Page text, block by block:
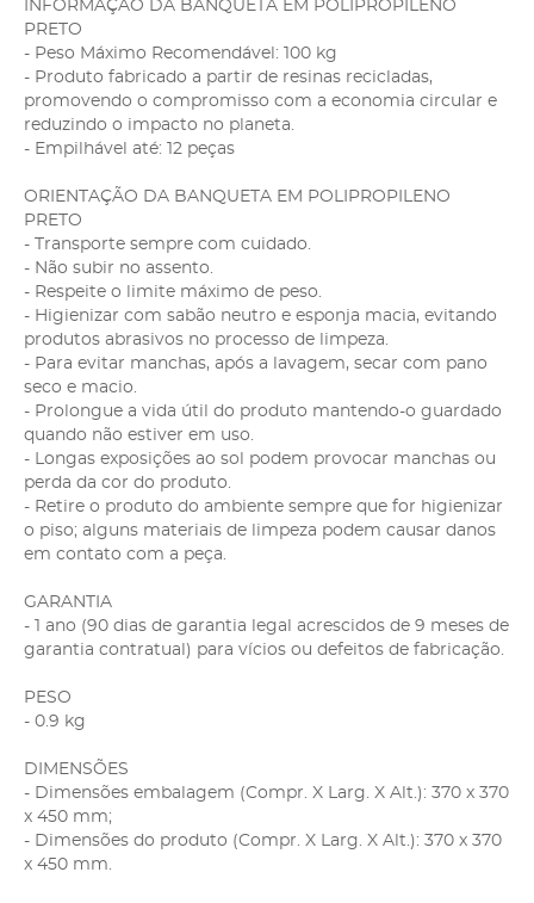
INFORMAÇÃO DA BANQUETA EM POLIPROPILENO
PRETO
- Peso Máximo Recomendável: 100 kg
- Produto fabricado a partir de resinas recicladas,
promovendo o compromisso com a economia circular e
reduzindo o impacto no planeta.
- Empilhável até: 12 peças
ORIENTAÇÃO DA BANQUETA EM POLIPROPILENO
PRETO
- Transporte sempre com cuidado.
- Não subir no assento.
- Respeite o limite máximo de peso.
- Higienizar com sabão neutro e esponja macia, evitando
produtos abrasivos no processo de limpeza.
- Para evitar manchas, após a lavagem, secar com pano
seco e macio.
- Prolongue a vida útil do produto mantendo-o guardado
quando não estiver em uso.
- Longas exposições ao sol podem provocar manchas ou
perda da cor do produto.
- Retire o produto do ambiente sempre que for higienizar
o piso; alguns materiais de limpeza podem causar danos
em contato com a peça.
GARANTIA
- 1 ano (90 dias de garantia legal acrescidos de 9 meses de
garantia contratual) para vícios ou defeitos de fabricação.
PESO
- 0.9 kg
DIMENSÕES
- Dimensões embalagem (Compr. X Larg. X Alt.): 370 x 370
x 450 mm;
- Dimensões do produto (Compr. X Larg. X Alt.): 370 x 370
x 450 mm.